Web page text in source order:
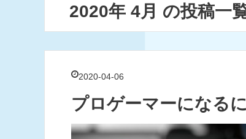
2020年 4月 の投稿一
2020-04-06
プロゲーマーになる